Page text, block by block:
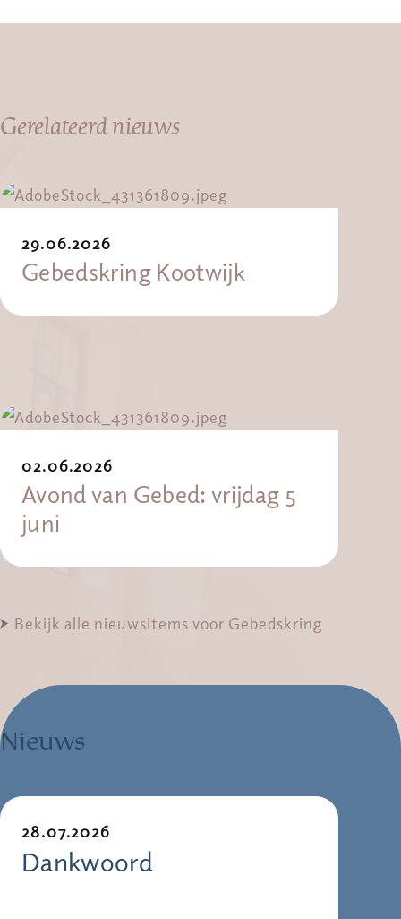
Gerelateerd nieuws
29.06.2026
Gebedskring Kootwijk
02.06.2026
Avond van Gebed: vrijdag 5
juni
Bekijk alle nieuwsitems voor Gebedskring
Nieuws
28.07.2026
Dankwoord